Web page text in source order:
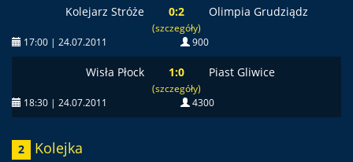
Kolejarz Stróże 0:2
(szczegóły)
Olimpia Grudziądz
17:00 | 24.07.2011 900
Wisła Płock 1:0
(szczegóły)
Piast Gliwice
18:30 | 24.07.2011 4300
2 Kolejka